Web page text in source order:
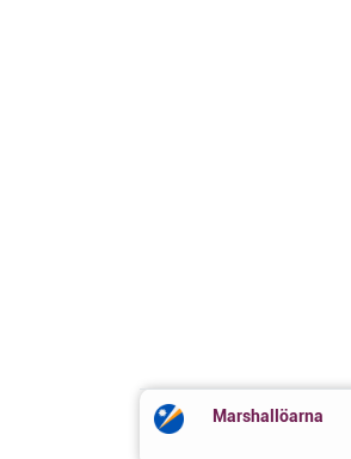
Marshallöarna